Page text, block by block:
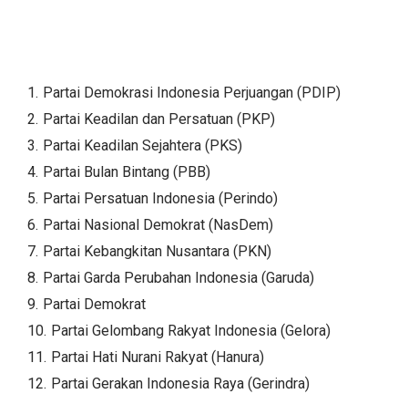
Partai Demokrasi Indonesia Perjuangan (PDIP)
Partai Keadilan dan Persatuan (PKP)
Partai Keadilan Sejahtera (PKS)
Partai Bulan Bintang (PBB)
Partai Persatuan Indonesia (Perindo)
Partai Nasional Demokrat (NasDem)
Partai Kebangkitan Nusantara (PKN)
Partai Garda Perubahan Indonesia (Garuda)
Partai Demokrat
Partai Gelombang Rakyat Indonesia (Gelora)
Partai Hati Nurani Rakyat (Hanura)
Partai Gerakan Indonesia Raya (Gerindra)